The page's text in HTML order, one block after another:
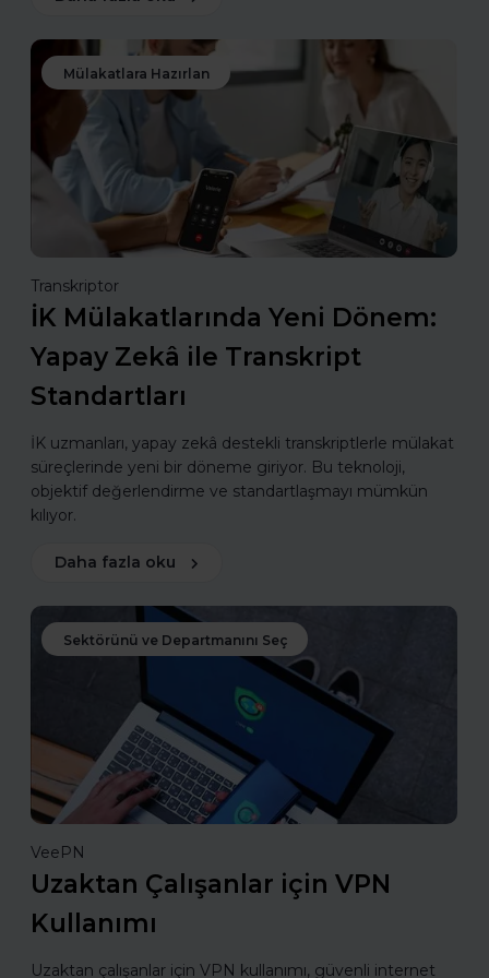
Mülakatlara Hazırlan
Transkriptor
İK Mülakatlarında Yeni Dönem:
Yapay Zekâ ile Transkript
Standartları
İK uzmanları, yapay zekâ destekli transkriptlerle mülakat
süreçlerinde yeni bir döneme giriyor. Bu teknoloji,
objektif değerlendirme ve standartlaşmayı mümkün
kılıyor.
Daha fazla oku
Sektörünü ve Departmanını Seç
VeePN
Uzaktan Çalışanlar için VPN
Kullanımı
Uzaktan çalışanlar için VPN kullanımı, güvenli internet